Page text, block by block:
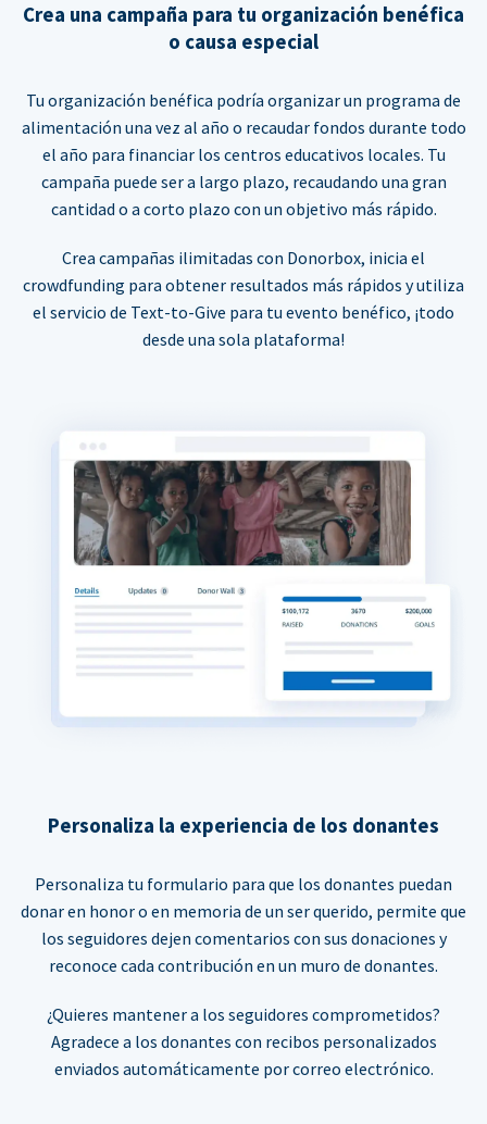
Crea una campaña para tu organización benéfica
o causa especial
Tu organización benéfica podría organizar un programa de
alimentación una vez al año o recaudar fondos durante todo
el año para financiar los centros educativos locales. Tu
campaña puede ser a largo plazo, recaudando una gran
cantidad o a corto plazo con un objetivo más rápido.
Crea campañas ilimitadas con Donorbox, inicia el
crowdfunding para obtener resultados más rápidos y utiliza
el servicio de Text-to-Give para tu evento benéfico, ¡todo
desde una sola plataforma!
Personaliza la experiencia de los donantes
Personaliza tu formulario para que los donantes puedan
donar en honor o en memoria de un ser querido, permite que
los seguidores dejen comentarios con sus donaciones y
reconoce cada contribución en un muro de donantes.
¿Quieres mantener a los seguidores comprometidos?
Agradece a los donantes con recibos personalizados
enviados automáticamente por correo electrónico.